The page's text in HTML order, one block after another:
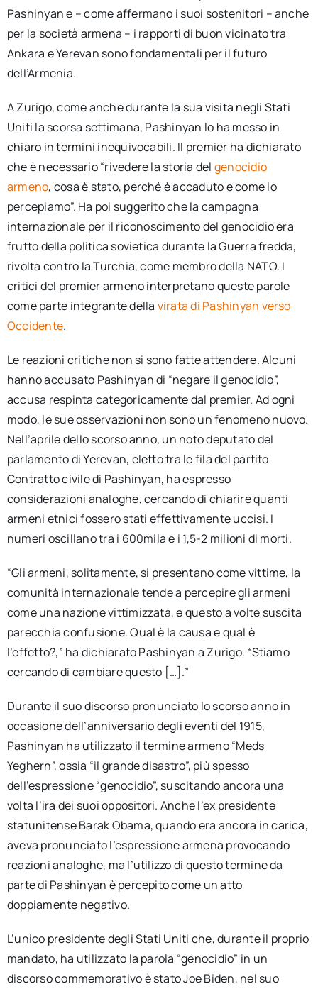
Pashinyan e – come affermano i suoi sostenitori – anche
per la società armena – i rapporti di buon vicinato tra
Ankara e Yerevan sono fondamentali per il futuro
dell’Armenia.
A Zurigo, come anche durante la sua visita negli Stati
Uniti la scorsa settimana, Pashinyan lo ha messo in
chiaro in termini inequivocabili. Il premier ha dichiarato
che è necessario “rivedere la storia del genocidio
armeno, cosa è stato, perché è accaduto e come lo
percepiamo”. Ha poi suggerito che la campagna
internazionale per il riconoscimento del genocidio era
frutto della politica sovietica durante la Guerra fredda,
rivolta contro la Turchia, come membro della NATO. I
critici del premier armeno interpretano queste parole
come parte integrante della virata di Pashinyan verso
Occidente.
Le reazioni critiche non si sono fatte attendere. Alcuni
hanno accusato Pashinyan di “negare il genocidio”,
accusa respinta categoricamente dal premier. Ad ogni
modo, le sue osservazioni non sono un fenomeno nuovo.
Nell’aprile dello scorso anno, un noto deputato del
parlamento di Yerevan, eletto tra le fila del partito
Contratto civile di Pashinyan, ha espresso
considerazioni analoghe, cercando di chiarire quanti
armeni etnici fossero stati effettivamente uccisi. I
numeri oscillano tra i 600mila e i 1,5-2 milioni di morti.
“Gli armeni, solitamente, si presentano come vittime, la
comunità internazionale tende a percepire gli armeni
come una nazione vittimizzata, e questo a volte suscita
parecchia confusione. Qual è la causa e qual è
l’effetto?,” ha dichiarato Pashinyan a Zurigo. “Stiamo
cercando di cambiare questo […].”
Durante il suo discorso pronunciato lo scorso anno in
occasione dell’anniversario degli eventi del 1915,
Pashinyan ha utilizzato il termine armeno “Meds
Yeghern”, ossia “il grande disastro”, più spesso
dell’espressione “genocidio”, suscitando ancora una
volta l’ira dei suoi oppositori. Anche l’ex presidente
statunitense Barak Obama, quando era ancora in carica,
aveva pronunciato l’espressione armena provocando
reazioni analoghe, ma l’utilizzo di questo termine da
parte di Pashinyan è percepito come un atto
doppiamente negativo.
L’unico presidente degli Stati Uniti che, durante il proprio
mandato, ha utilizzato la parola “genocidio” in un
discorso commemorativo è stato Joe Biden, nel suo